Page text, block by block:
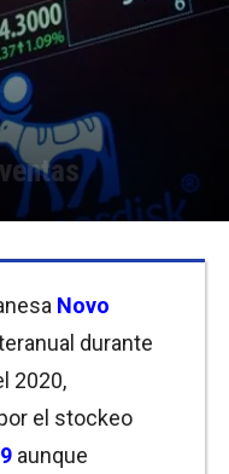
Novo
durante
2020,
el stockeo
aunque